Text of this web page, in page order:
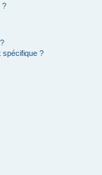
?
spécifique ?